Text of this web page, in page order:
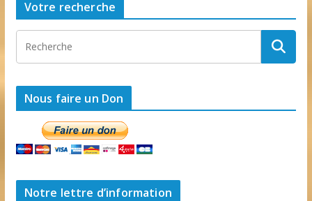
Votre recherche
Nous faire un Don
Notre lettre d’information